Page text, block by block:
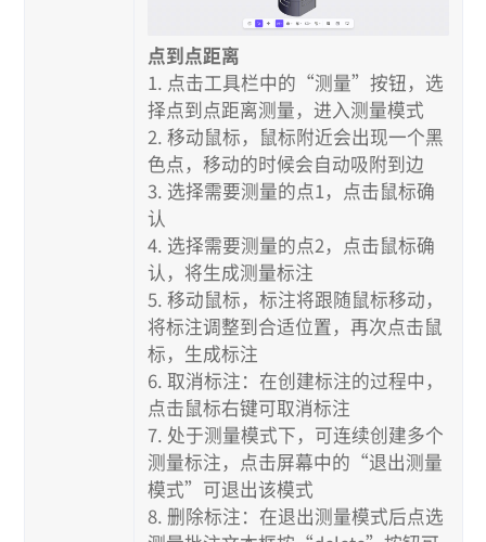
点到点距离
1. 点击工具栏中的“测量”按钮，选
择点到点距离测量，进入测量模式
2. 移动鼠标，鼠标附近会出现一个黑
色点，移动的时候会自动吸附到边
3. 选择需要测量的点1，点击鼠标确
认
4. 选择需要测量的点2，点击鼠标确
认，将生成测量标注
5. 移动鼠标，标注将跟随鼠标移动，
将标注调整到合适位置，再次点击鼠
标，生成标注
6. 取消标注：在创建标注的过程中，
点击鼠标右键可取消标注
7. 处于测量模式下，可连续创建多个
测量标注，点击屏幕中的“退出测量
模式”可退出该模式
8. 删除标注：在退出测量模式后点选